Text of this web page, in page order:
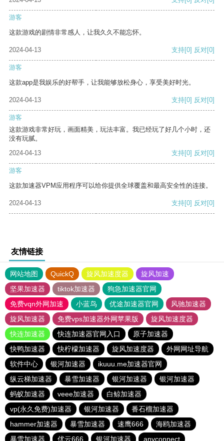
游客
这款游戏的剧情非常感人，让我久久不能忘怀。
2024-04-13 支持[0] 反对[0]
游客
这款app是我娱乐的好帮手，让我能够放松身心，享受美好时光。
2024-04-13 支持[0] 反对[0]
游客
这款游戏非常好玩，画面精美，玩法丰富。我已经玩了好几个小时，还
没有玩腻。
2024-04-13
支持[0] 反对[0]
游客
这款加速器VPM应用程序可以给你提供全球覆盖和最高安全性的连接。
2024-04-13 支持[0] 反对[0]
友情链接
网站地图 QuickQ 旋风加速度器
旋风加速
坚果加速器
tiktok加速器
狗急加速器官网
免费vqn外网加速
小蓝鸟 优途加速器官网
风驰加速器
旋风加速器
免费vps加速器外网苹果版
旋风加速度器
快连加速器
快连加速器官网入口
原子加速器
快鸭加速器
快柠檬加速器 旋风加速度器
外网网址导航
软件中心
银河加速器
ikuuu.me加速器官网
纵云梯加速器
暴雪加速器 银河加速器
银河加速器
蚂蚁加速器
veee加速器
白鲸加速器
vp(永久免费)加速器
银河加速器
番石榴加速器
hammer加速器
暴雪加速器 速鹰666
海鸥加速器
暴雪加速器
优云666 银河加速器 anyconnect